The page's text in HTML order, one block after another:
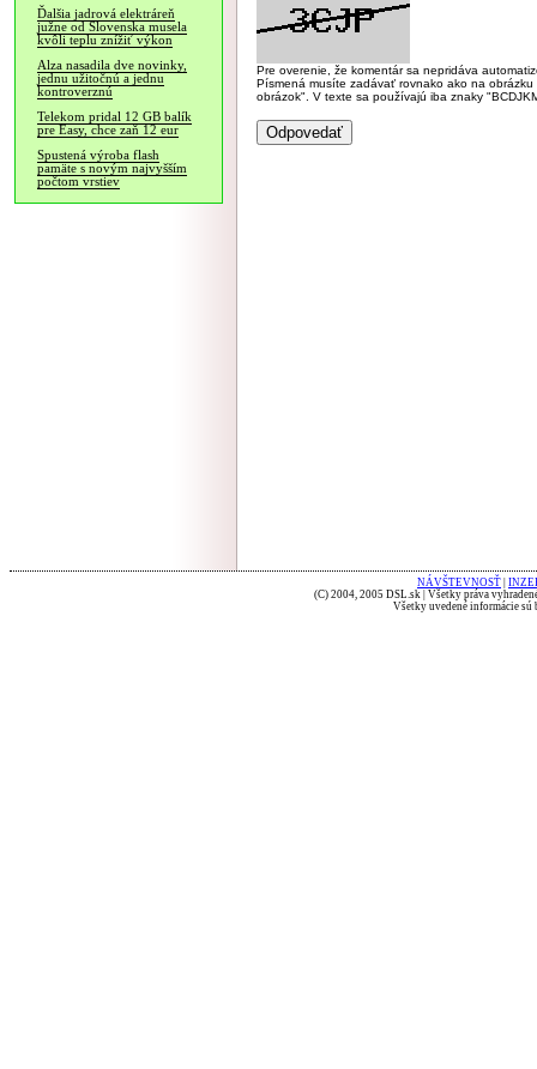
Ďalšia jadrová elektráreň
južne od Slovenska musela
kvôli teplu znížiť výkon
Alza nasadila dve novinky,
jednu užitočnú a jednu
kontroverznú
Telekom pridal 12 GB balík
pre Easy, chce zaň 12 eur
Spustená výroba flash
pamäte s novým najvyšším
počtom vrstiev
Pre overenie, že komentár sa nepridáva
Písmená musíte zadávať rovnako ako na
obrázok". V texte sa používajú iba znaky
NÁVŠTEVNOSŤ
(C) 2004, 2005 DSL.sk | Všetky práva
Všetky uvedené informácie sú